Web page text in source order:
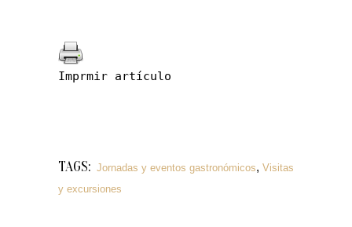
Imprmir artículo
TAGS: Jornadas y eventos gastronómicos, Visitas
y excursiones